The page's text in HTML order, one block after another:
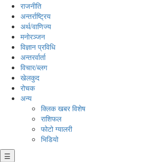
राजनीति
अन्तर्राष्ट्रिय
अर्थ/वाणिज्य
मनाेरञ्जन
विज्ञान प्रविधि
अन्तरर्वार्ता
विचार/ब्लग
खेलकुद
रोचक
अन्य
क्लिक खबर विशेष
राशिफल
फोटो ग्यालरी
भिडियो
☰